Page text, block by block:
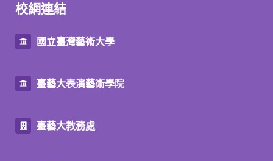
校網連結
國立臺灣藝術大學
臺藝大表演藝術學院
臺藝大教務處